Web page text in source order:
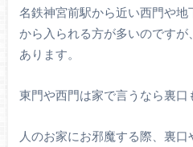
名鉄神宮前駅から近い西門や地
から入られる方が多いのです
あります。
東門や西門は家で言うなら裏口
人のお家にお邪魔する際、裏